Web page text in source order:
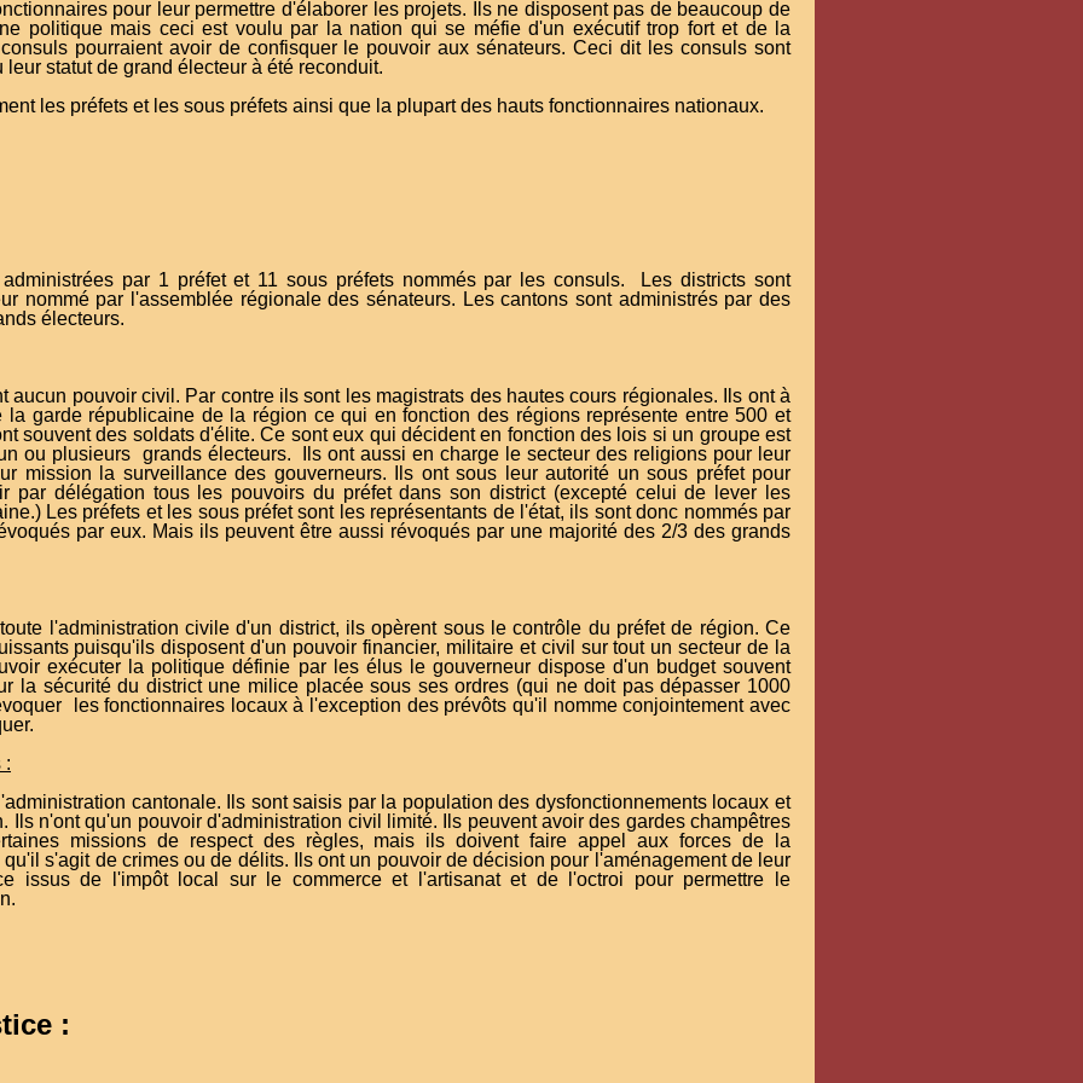
pour leur permettre d'élaborer les projets. Ils ne disposent pas de beaucoup de
politique mais ceci est voulu par la nation qui se méfie d'un exécutif trop fort et de la
pourraient avoir de confisquer le pouvoir aux sénateurs. Ceci dit les consuls sont
statut de grand électeur à été reconduit.
les préfets et les sous préfets ainsi que la plupart des hauts fonctionnaires nationaux.
par 1 préfet et 11 sous préfets nommés par les consuls. Les districts sont
nommé par l'assemblée régionale des sénateurs. Les cantons sont administrés par des
électeurs.
aucun pouvoir civil. Par contre ils sont les magistrats des hautes cours régionales. Ils ont à
garde républicaine de la région ce qui en fonction des régions représente entre 500 et
souvent des soldats d'élite. Ce sont eux qui décident en fonction des lois si un groupe est
ou plusieurs grands électeurs. Ils ont aussi en charge le secteur des religions pour leur
mission la surveillance des gouverneurs. Ils ont sous leur autorité un sous préfet pour
par délégation tous les pouvoirs du préfet dans son district (excepté celui de lever les
Les préfets et les sous préfet sont les représentants de l'état, ils sont donc nommés par
par eux. Mais ils peuvent être aussi révoqués par une majorité des 2/3 des grands
l'administration civile d'un district, ils opèrent sous le contrôle du préfet de région. Ce
puisqu'ils disposent d'un pouvoir financier, militaire et civil sur tout un secteur de la
exécuter la politique définie par les élus le gouverneur dispose d'un budget souvent
la sécurité du district une milice placée sous ses ordres (qui ne doit pas dépasser 1000
les fonctionnaires locaux à l'exception des prévôts qu'il nomme conjointement avec
:
cantonale. Ils sont saisis par la population des dysfonctionnements locaux et
Ils n'ont qu'un pouvoir d'administration civil limité. Ils peuvent avoir des gardes champêtres
missions de respect des règles, mais ils doivent faire appel aux forces de la
s'agit de crimes ou de délits. Ils ont un pouvoir de décision pour l'aménagement de leur
issus de l'impôt local sur le commerce et l'artisanat et de l'octroi pour permettre le
: